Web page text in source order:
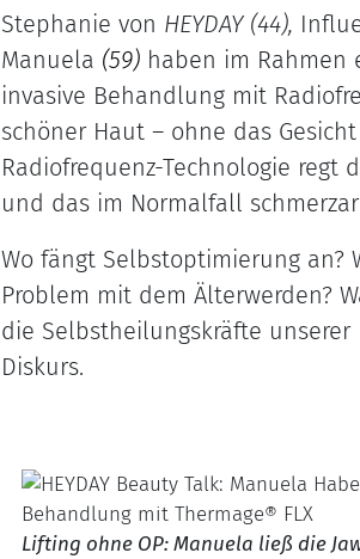
Stephanie von HEYDAY (44),
Manuela (59) haben im Rahmen
invasive Behandlung mit
schöner Haut – ohne das
Radiofrequenz-Technologie
und das im Normalfall
Wo fängt Selbstoptimierung an?
Problem mit dem Älterwerden?
die Selbstheilungskräfte unserer
Diskurs. ⁠
Lifting ohne OP: Manuela ließ die